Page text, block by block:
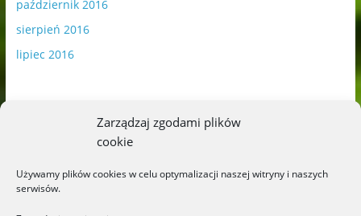
Zarządzaj zgodami plików
cookie
Używamy plików cookies w celu optymalizacji naszej witryny i naszych
serwisów.
październik 2016
sierpień 2016
lipiec 2016